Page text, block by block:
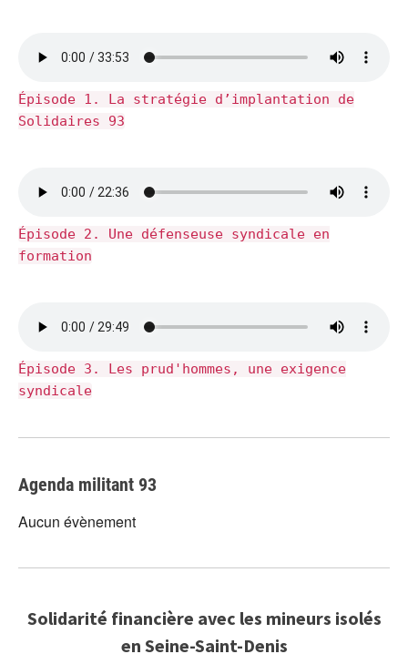
Épisode 1. La stratégie d’implantation de
Solidaires 93
Épisode 2. Une défenseuse syndicale en
formation
Épisode 3. Les prud'hommes, une exigence
syndicale
Agenda militant 93
Aucun évènement
Solidarité financière avec les mineurs isolés
en Seine-Saint-Denis